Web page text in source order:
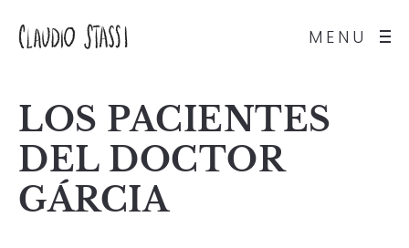
MENU
LOS PACIENTES
DEL DOCTOR
GÁRCIA